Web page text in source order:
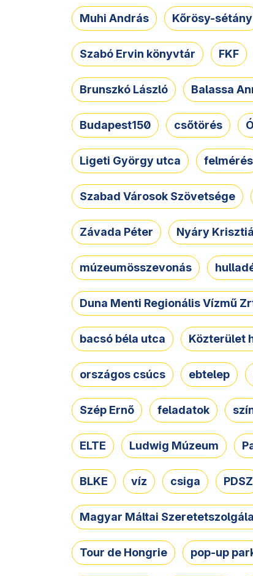
Muhi András Kőrösy-sétány
Szabó Ervin könyvtár FKF
Brunszkó László Balassa
Budapest150 csőtörés
Ligeti György utca felmérés
Szabad Városok Szövetsége
Závada Péter Nyáry
múzeumösszevonás
Duna Menti Regionális Vízmű
bacsó béla utca Közterület
országos csúcs ebtelep
Szép Ernő feladatok
ELTE Ludwig Múzeum
BLKE víz csiga PDSZ
Magyar Máltai
Tour de Hongrie pop-up